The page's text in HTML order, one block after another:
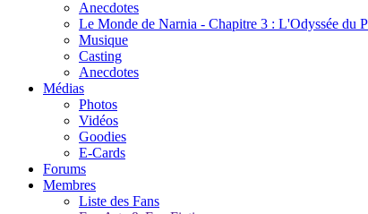
Anecdotes
Le Monde de Narnia - Chapitre 3 : L'Odyssée du
Musique
Casting
Anecdotes
Médias
Photos
Vidéos
Goodies
E-Cards
Forums
Membres
Liste des Fans